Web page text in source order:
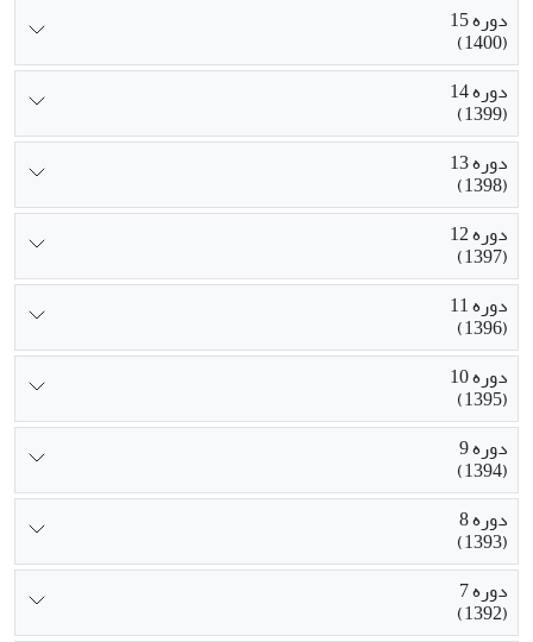
دوره 15
(1400)
دوره 14
(1399)
دوره 13
(1398)
دوره 12
(1397)
دوره 11
(1396)
دوره 10
(1395)
دوره 9
(1394)
دوره 8
(1393)
دوره 7
(1392)